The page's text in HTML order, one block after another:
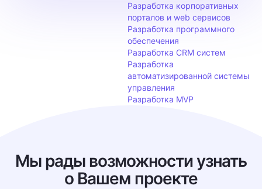
Разработка корпоративных
порталов и web сервисов
Разработка программного
обеспечения
Разработка CRM систем
Разработка
автоматизированной системы
управления
Разработка MVP
Мы рады возможности узнать
о Вашем проекте